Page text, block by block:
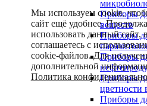
Приборы
веществ
Приборы
Приборы
Приборы
цветности
Приборы
Мы используем cookie,
сайт ещё удобнее.
использовать данный сайт,
соглашаетесь с
cookie-файлов. Для
дополнительной
Политика